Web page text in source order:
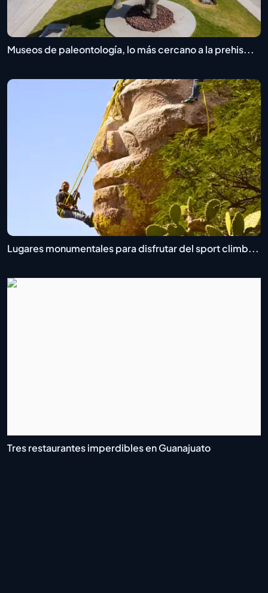
Museos de paleontología, lo más cercano a la prehis...
Lugares monumentales para disfrutar del sport climb...
Tres restaurantes imperdibles en Guanajuato